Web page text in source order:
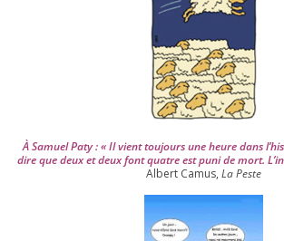
À Samuel Paty : « Il vient tou­jours une heure dans
dire que deux et deux font quatre est puni de mort.
Albert Camus, La Peste